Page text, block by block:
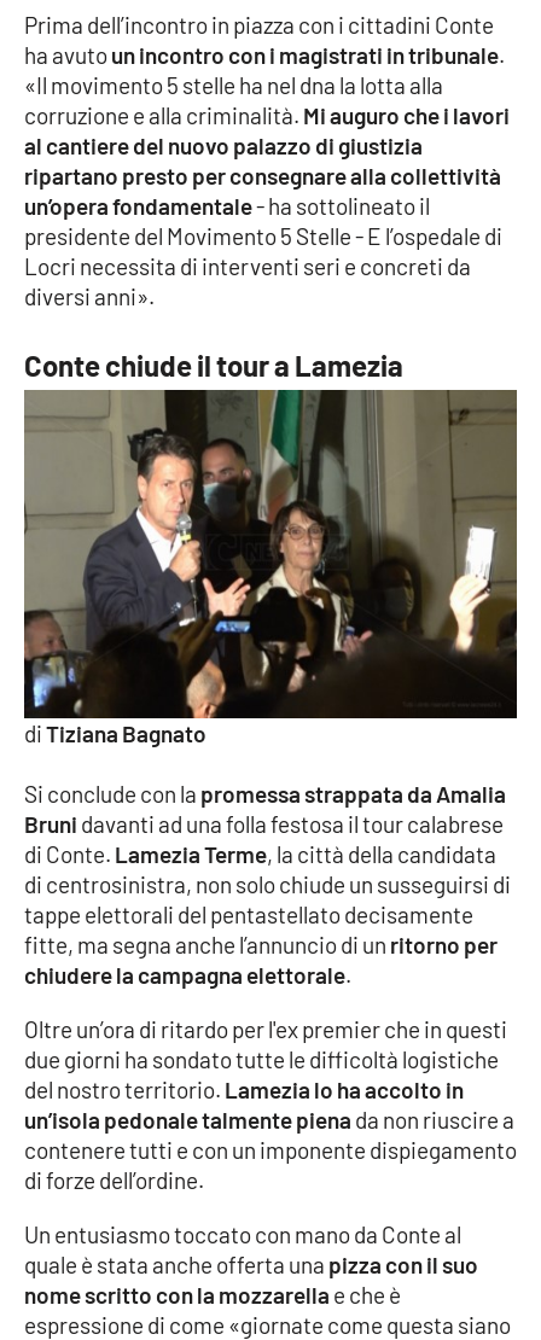
Prima dell’incontro in piazza con i cittadini Conte
ha avutoun incontro con i magistrati in tribunale.
«Il movimento 5 stelle ha nel dna la lotta alla
corruzione e alla criminalità. Mi auguro che i lavori
al cantiere del nuovo palazzo di giustizia
ripartano presto per consegnare alla collettività
un’opera fondamentale- ha sottolineato il
presidente del Movimento 5 Stelle - E l’ospedale di
Locri necessita di interventi seri e concreti da
diversi anni».
Conte chiude il tour a Lamezia
diTiziana Bagnato
Si conclude con la promessa strappata da Amalia
Bruni davanti ad una folla festosa il tour calabrese
di Conte. Lamezia Terme, la città della candidata
di centrosinistra, non solo chiude un susseguirsi di
tappe elettorali del pentastellato decisamente
fitte, ma segna anche l’annuncio di un ritorno per
chiudere la campagna elettorale.
Oltre un’ora di ritardo per l'ex premier che in questi
due giorni ha sondato tutte le difficoltà logistiche
del nostro territorio. Lamezia lo ha accolto in
un’isola pedonale talmente piena da non riuscire a
contenere tutti e con un imponente dispiegamento
di forze dell’ordine.
Un entusiasmo toccato con mano da Conte al
quale è stata anche offerta una pizza con il suo
nome scritto con la mozzarella e che è
espressione di come «giornate come questa siano